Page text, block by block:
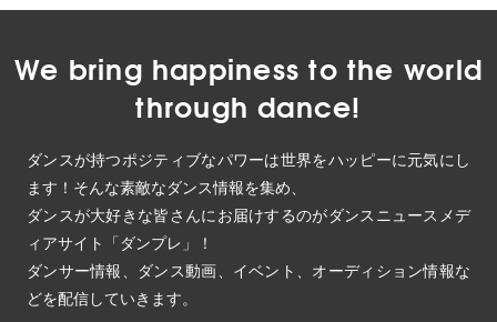
We bring happiness to the world
through dance!
ダンスが持つポジティブなパワーは世界をハッピーに元気にし
ます！そんな素敵なダンス情報を集め、
ダンスが大好きな皆さんにお届けするのがダンスニュースメデ
ィアサイト「ダンプレ」！
ダンサー情報、ダンス動画、イベント、オーディション情報な
どを配信していきます。